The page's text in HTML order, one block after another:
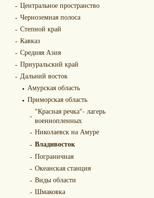
Центральное пространство
Черноземная полоса
Степной край
Кавказ
Средняя Азия
Приуральский край
Дальний восток
Амурская область
Приморская область
"Красная речка"- лагерь
военнопленных
Николаевск на Амуре
Владивосток
Пограничная
Океанская станция
Виды области
Шмаковка